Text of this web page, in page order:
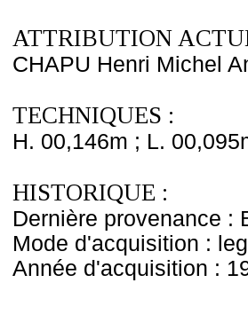
ATTRIBUTION
CHAPU Henri Michel
TECHNIQUES :
H. 00,146m ; L.
HISTORIQUE :
Dernière provenance :
Mode d'acquisition :
Année d'acquisition :